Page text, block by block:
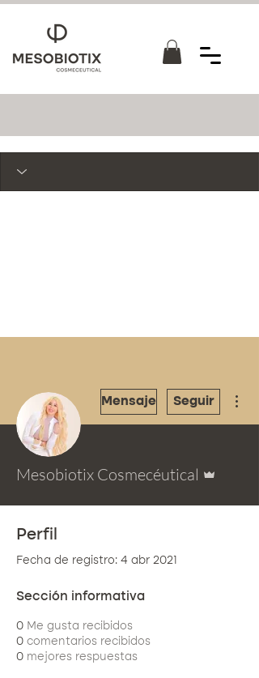
Mensaje Seguir
Mesobiotix Cosmecéutical
Perfil
Fecha de registro: 4 abr 2021
Sección informativa
0 Me gusta recibidos
0 comentarios recibidos
0 mejores respuestas